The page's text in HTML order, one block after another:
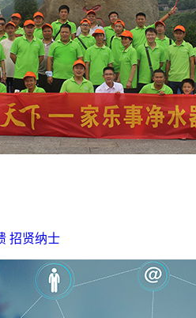
招贤纳士